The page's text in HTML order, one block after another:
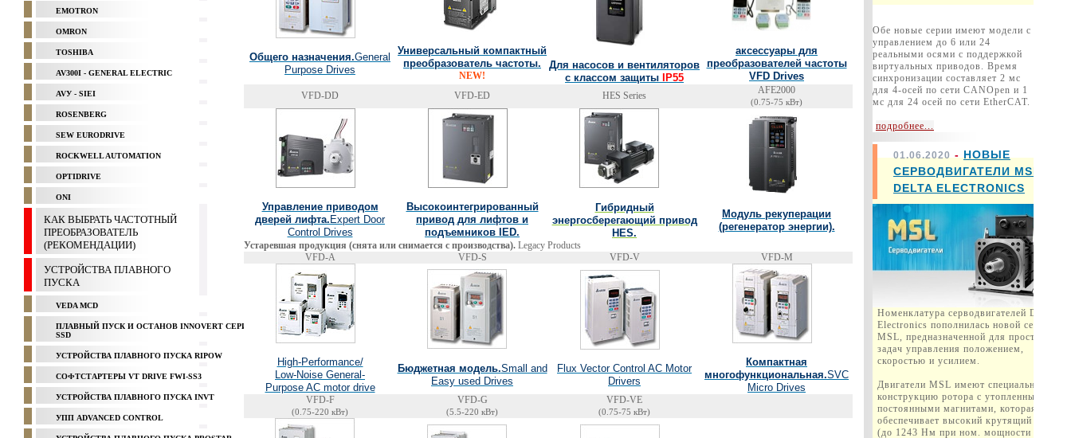
Обе новые серии имеют модели с
управлением до 6 или 24
реальными осями с поддержкой
виртуальных приводов. Время
синхронизации составляет 2 мс
для 4-осей по сети CANOpen и 1
мс для 24 осей по сети EtherCAT.
подробнее...
01.06.2020 - НОВЫЕ
СЕРВОДВИГАТЕЛИ MSL
DELTA ELECTRONICS
Номенклатура серводвигателей Delta
Electronics пополнилась новой серией
MSL, предназначенной для простых
задач управления положением,
скоростью и усилием.
Двигатели MSL имеют специальную
конструкцию ротора с утопленными
постоянными магнитами, которая
обеспечивает высокий крутящий момент
(до 1243 Нм при ном. мощности
EMOTRON
OMRON
TOSHIBA
AV300I - GENERAL ELECTRIC
AVУ - SIEI
ROSENBERG
SEW EURODRIVE
ROCKWELL AUTOMATION
OPTIDRIVE
ONI
КАК ВЫБРАТЬ ЧАСТОТНЫЙ
ПРЕОБРАЗОВАТЕЛЬ
(РЕКОМЕНДАЦИИ)
УСТРОЙСТВА ПЛАВНОГО
ПУСКА
VEDA MCD
ПЛАВНЫЙ ПУСК И ОСТАНОВ INNOVERT СЕРИЯ
SSD
УСТРОЙСТВА ПЛАВНОГО ПУСКА RIPOW
СОФТСТАРТЕРЫ VT DRIVE FWI-SS3
УСТРОЙСТВА ПЛАВНОГО ПУСКА INVT
УПП ADVANCED CONTROL
Общего назначения.General
Purpose Drives
Универсальный компактный
преобразователь частоты.
NEW!
Для насосов и вентиляторов
с классом защиты
IP55
аксессуары для
преобразователей частоты
VFD Drives
VFD-DD VFD-ED HES Series AFE2000
(0.75-75 кВт)
Управление приводом
дверей лифта. Expert Door
Control Drives
Высокоинтегрированный
привод для лифтов и
подъемников IED.
Гибридный
энергосберегающий привод
HES.
Модуль рекуперации
(регенератор энергии).
Устаревшая продукция (снята или снимается с производства). Legacy Products
VFD-A
VFD-S VFD-V VFD-M
High-Performance/
Low-Noise General-
Purpose AC motor drive
Бюджетная модель.Small and
Easy used Drives
Flux Vector Control AC Motor
Drivers
Компактная
многофункциональная.SVC
Micro Drives
VFD-F
(0.75-220 кВт)
VFD-G
(5.5-220 кВт)
VFD-VE
(0.75-75 кВт)